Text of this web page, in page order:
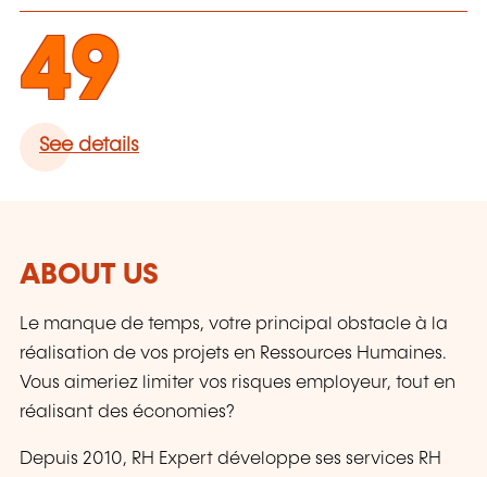
49
See details
ABOUT US
Le manque de temps, votre principal obstacle à la
réalisation de vos projets en Ressources Humaines.
Vous aimeriez limiter vos risques employeur, tout en
réalisant des économies?
Depuis 2010, RH Expert développe ses services RH